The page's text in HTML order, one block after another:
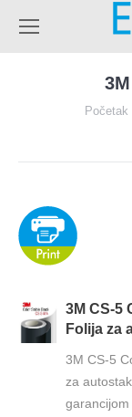
You are here:Početak
3M CS-5
Folija za
3M CS-5
za